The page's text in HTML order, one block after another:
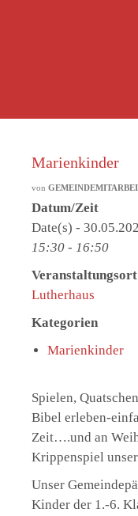
Marienkinder
von
Datum/Zeit
Date(s) -
15:30 - 16:50
Veranstaltungsort
Lutherhaus
Kategorien
Marienkinder
Spielen,
Bibel erleben-
Zeit….und an
Krippenspiel
Unser
Kinder der 1.-6.